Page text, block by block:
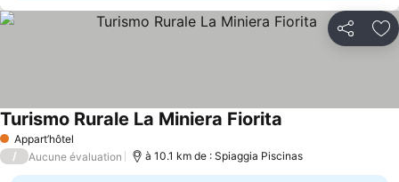
Partager
1 Étoiles
Appart’hôtel
Turismo Rurale La Miniera Fiorita
/ Aucune évaluation à 10.1 km de : Spiaggia Piscinas